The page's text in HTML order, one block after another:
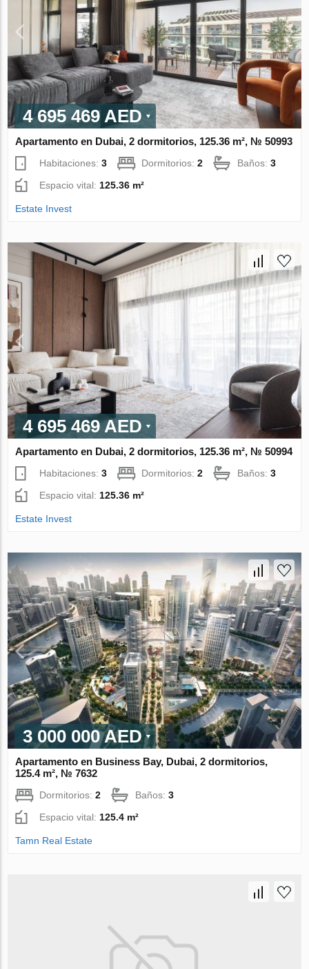
4 695 469 AED
Apartamento en Dubai, 2 dormitorios, 125.36 m², № 50993
Habitaciones:3 Dormitorios:2 Baños:3
Espacio vital:125.36 m²
Estate Invest
4 695 469 AED
Apartamento en Dubai, 2 dormitorios, 125.36 m², № 50994
Habitaciones:3 Dormitorios:2 Baños:3
Espacio vital: 125.36 m²
Estate Invest
3 000 000 AED
Apartamento en Business Bay, Dubai, 2 dormitorios,
125.4 m², № 7632
Dormitorios:2 Baños:3
Espacio vital: 125.4 m²
Tamn Real Estate